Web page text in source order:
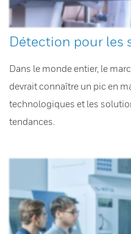
Détection pour les
Dans le monde entier, le
devrait connaître un pic en
technologiques et les
tendances.